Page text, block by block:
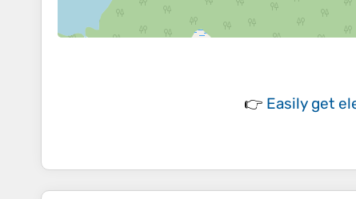
👉 Easily get